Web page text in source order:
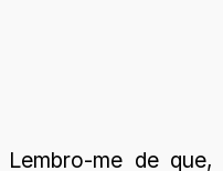
Lembro-me de